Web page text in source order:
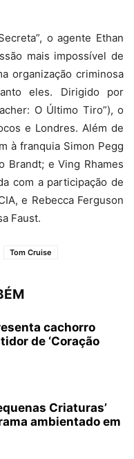
o agente Ethan
mais impossível de
organização criminosa
eles. Dirigido por
O Último Tiro”), o
e Londres. Além de
à franquia Simon Pegg
Brandt; e Ving Rhames
com a participação de
e Rebecca Ferguson
Faust.
Tom Cruise
cachorro
de ‘Coração
Criaturas’
ambientado em